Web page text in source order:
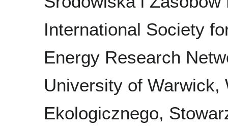
International Society
Energy Research
University of Warwick,
Ekologicznego,